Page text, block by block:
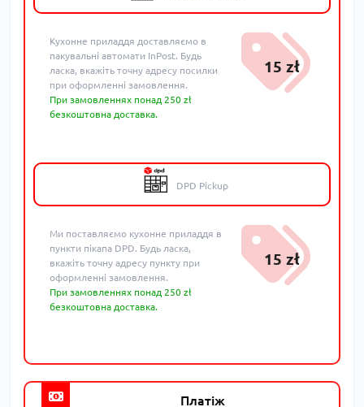
Кухонне приладдя доставляємо в
пакувальні автомати InPost. Будь
ласка, вкажіть точну адресу посилки
при оформленні замовлення.
При замовленнях понад 250 zł
безкоштовна доставка.
15 zł
DPD Pickup
Ми поставляємо кухонне приладдя в
пункти пікапа DPD. Будь ласка,
вкажіть точну адресу пункту при
оформленні замовлення.
При замовленнях понад 250 zł
безкоштовна доставка.
15 zł
Платіж